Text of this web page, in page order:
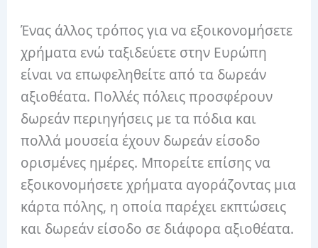
Ένας άλλος τρόπος για να εξοικονομήσετε
χρήματα ενώ ταξιδεύετε στην Ευρώπη
είναι να επωφεληθείτε από τα δωρεάν
αξιοθέατα. Πολλές πόλεις προσφέρουν
δωρεάν περιηγήσεις με τα πόδια και
πολλά μουσεία έχουν δωρεάν είσοδο
ορισμένες ημέρες. Μπορείτε επίσης να
εξοικονομήσετε χρήματα αγοράζοντας μια
κάρτα πόλης, η οποία παρέχει εκπτώσεις
και δωρεάν είσοδο σε διάφορα αξιοθέατα.